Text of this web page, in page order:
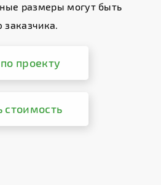
размеры могут быть
проекту
стоимость